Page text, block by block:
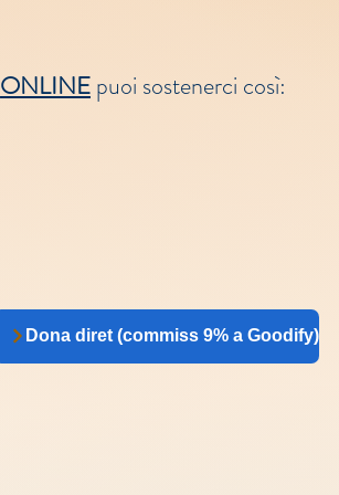
ONLINEpuoi sostenerci così:
Dona diret (commiss 9% a Goodify)